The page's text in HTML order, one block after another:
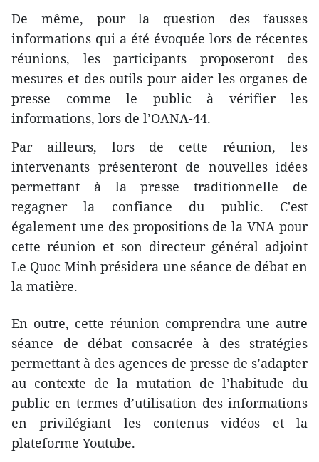
De même, pour la question des fausses
informations qui a été évoquée lors de récentes
réunions, les participants proposeront des
mesures et des outils pour aider les organes de
presse comme le public à vérifier les
informations, lors de l’OANA-44.
Par ailleurs, lors de cette réunion, les
intervenants présenteront de nouvelles idées
permettant à la presse traditionnelle de
regagner la confiance du public. C'est
également une des propositions de la VNA pour
cette réunion et son directeur général adjoint
Le Quoc Minh présidera une séance de débat en
la matière.
En outre, cette réunion comprendra une autre
séance de débat consacrée à des stratégies
permettant à des agences de presse de s’adapter
au contexte de la mutation de l’habitude du
public en termes d’utilisation des informations
en privilégiant les contenus vidéos et la
plateforme Youtube.